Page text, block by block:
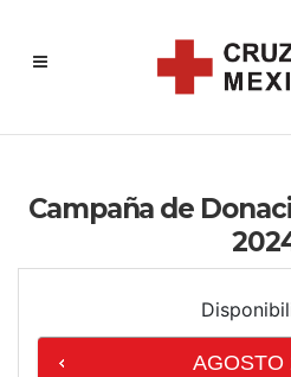
Campaña de
AGOSTO